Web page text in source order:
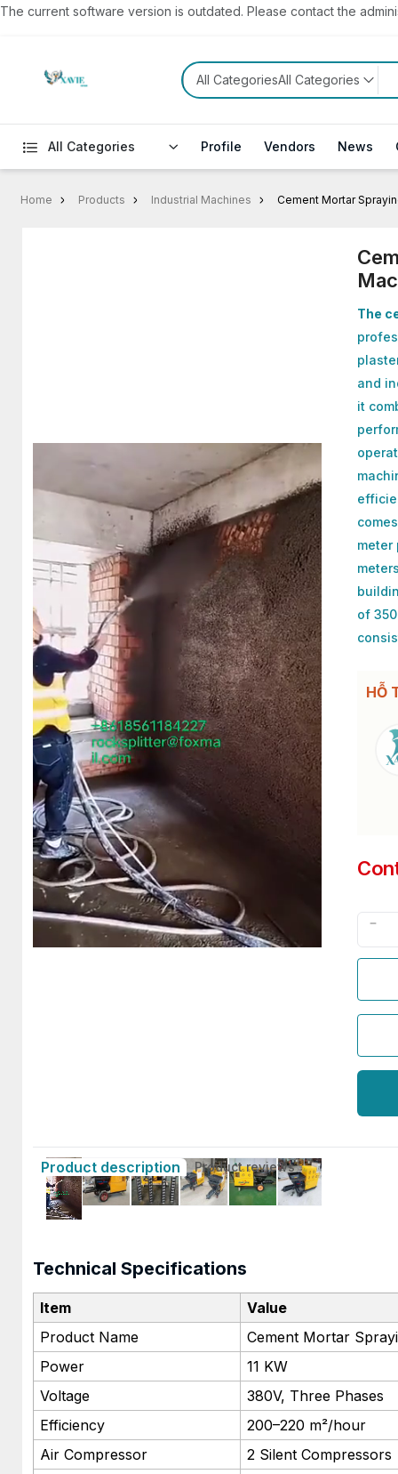
The current software version is outdated. Please contact the
All CategoriesAll Categories
All Categories Profile Vendors News
Home Products Industrial Machines Cement Mortar
The
and
it
meter
of
HỖ
Product description Product reviews
Technical Specifications
Item
Value
Product Name
Cement Mortar
Power
11 KW
Voltage
380V, Three Phases
Efficiency
200–220 m²/hour
Air Compressor
2 Silent Compressors